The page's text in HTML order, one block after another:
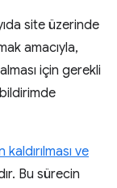
site üzerinde
amacıyla,
için gerekli
ve
Bu sürecin